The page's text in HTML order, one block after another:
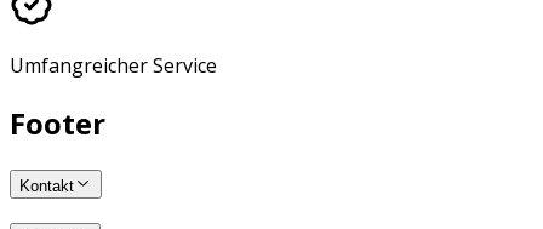
Umfangreicher Service
Footer
Kontakt